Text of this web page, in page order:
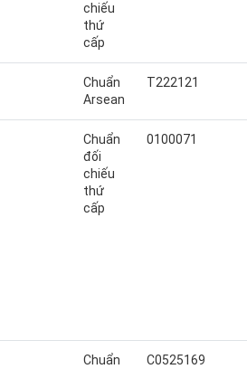
chiếu
thứ
cấp
Chuẩn
Arsean
T222121
Chuẩn
đối
chiếu
thứ
cấp
0100071
Chuẩn
C0525169